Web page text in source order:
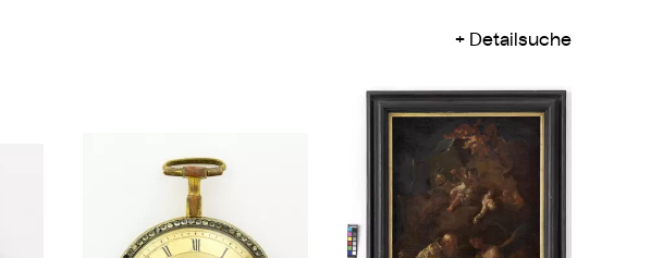
Detailsuche